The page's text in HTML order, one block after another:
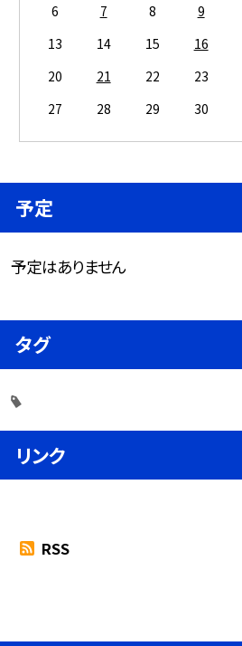
6
7 8 9
13
14 15 16
20
21 22 23
27
28 29 30
予定
予定はありません
タグ
リンク
RSS